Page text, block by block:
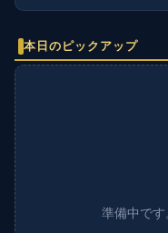
本日のピックアップ
準備中です